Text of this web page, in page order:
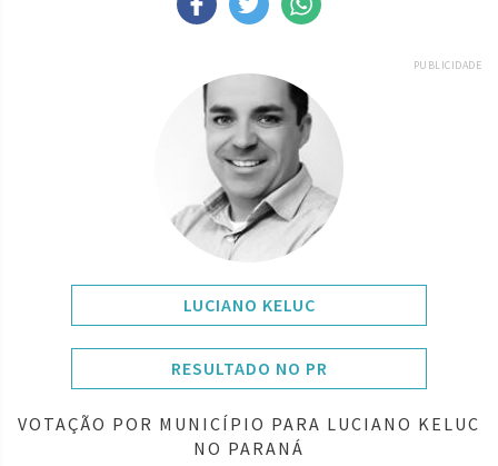
PUBLICIDADE
LUCIANO KELUC
RESULTADO NO PR
VOTAÇÃO POR MUNICÍPIO PARA LUCIANO KELUC
NO PARANÁ